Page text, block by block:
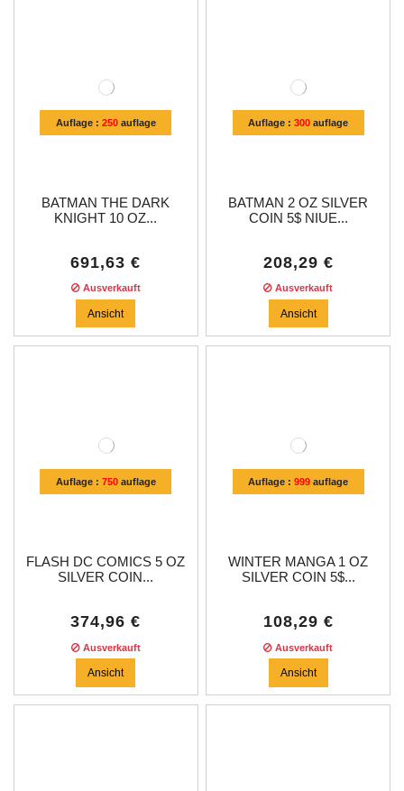
Auflage : 250auflage
BATMAN THE DARK
KNIGHT 10 OZ...
691,63 €
Ausverkauft
Ansicht
Auflage :300 auflage
BATMAN 2 OZ SILVER
COIN 5$ NIUE...
208,29 €
Ausverkauft
Ansicht
Auflage : 750auflage
FLASH DC COMICS 5 OZ
SILVER COIN...
374,96 €
Ausverkauft
Ansicht
Auflage :999 auflage
WINTER MANGA 1 OZ
SILVER COIN 5$...
108,29 €
Ausverkauft
Ansicht